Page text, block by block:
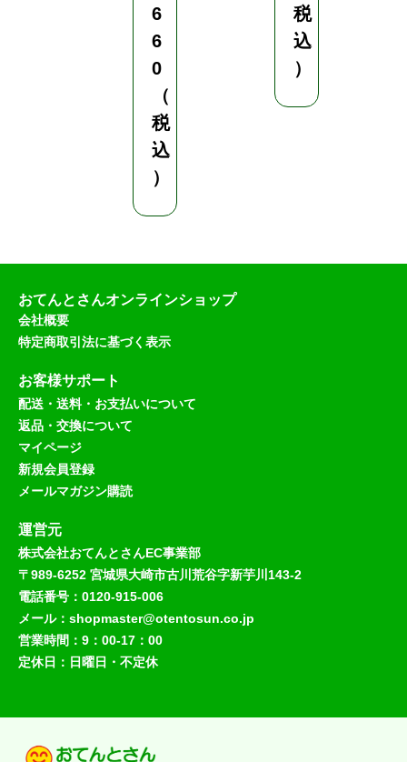
6
6
0
（
税
込
）
税
込
）
おてんとさんオンラインショップ
会社概要
特定商取引法に基づく表示
お客様サポート
配送・送料・お支払いについて
返品・交換について
マイページ
新規会員登録
メールマガジン購読
運営元
株式会社おてんとさんEC事業部
〒989-6252 宮城県大崎市古川荒谷字新芋川143-2
電話番号：0120-915-006
メール：shopmaster@otentosun.co.jp
営業時間：9：00-17：00
定休日：日曜日・不定休